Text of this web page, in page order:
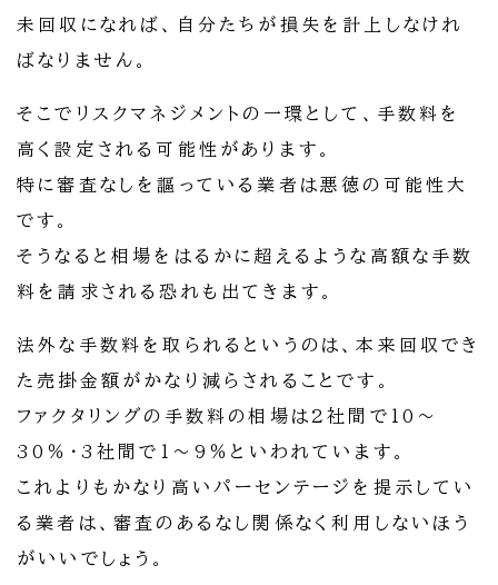
未回収になれば、自分たちが損失を計上しなけれ
ばなりません。
そこでリスクマネジメントの一環として、手数料を
高く設定される可能性があります。
特に審査なしを謳っている業者は悪徳の可能性大
です。
そうなると相場をはるかに超えるような高額な手数
料を請求される恐れも出てきます。
法外な手数料を取られるというのは、本来回収でき
た売掛金額がかなり減らされることです。
ファクタリングの手数料の相場は2社間で10～
30％・3社間で1～9％といわれています。
これよりもかなり高いパーセンテージを提示してい
る業者は、審査のあるなし関係なく利用しないほう
がいいでしょう。